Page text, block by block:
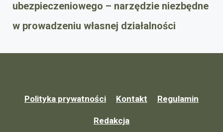
ubezpieczeniowego – narzędzie niezbędne
w prowadzeniu własnej działalności
Polityka prywatności Kontakt Regulamin
Redakcja